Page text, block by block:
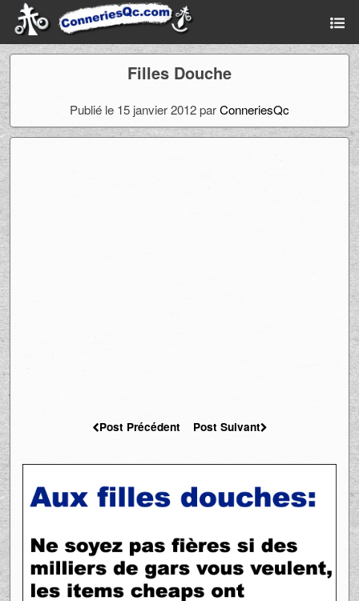
Filles Douche
Publié le 15 janvier 2012 parConneriesQc
Post Précédent Post Suivant